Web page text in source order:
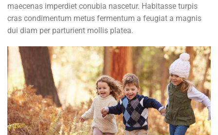
maecenas imperdiet conubia nascetur. Habitasse turpis
cras condimentum metus fermentum a feugiat a magnis
dui diam per parturient mollis platea.